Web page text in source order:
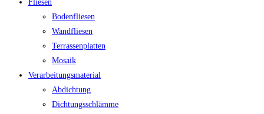
Fliesen
Bodenfliesen
Wandfliesen
Terrassenplatten
Mosaik
Verarbeitungsmaterial
Abdichtung
Dichtungsschlämme